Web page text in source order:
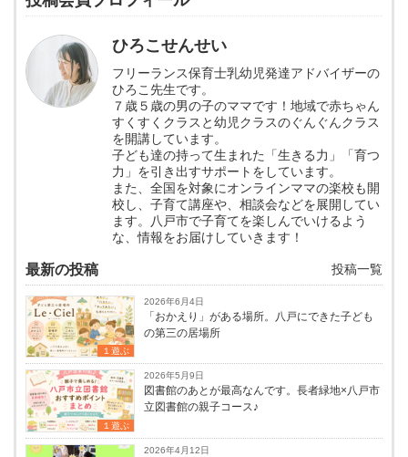
ひろこせんせい
フリーランス保育士乳幼児発達アドバイザーの
ひろこ先生です。
７歳５歳の男の子のママです！地域で赤ちゃん
すくすくクラスと幼児クラスのぐんぐんクラス
を開講しています。
子ども達の持って生まれた「生きる力」「育つ
力」を引き出すサポートをしています。
また、全国を対象にオンラインママの楽校も開
校し、子育て講座や、相談会などを展開してい
ます。八戸市で子育てを楽しんでいけるよう
な、情報をお届けしていきます！
最新の投稿 投稿一覧
１遊ぶ
2026年6月4日
「おかえり」がある場所。八戸にできた子ども
の第三の居場所
１遊ぶ
2026年5月9日
図書館のあとが最高なんです。長者緑地×八戸市
立図書館の親子コース♪
2026年4月12日